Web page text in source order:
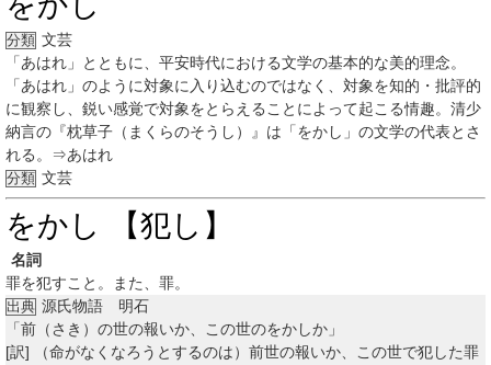
分類 文芸
「あはれ」とともに、平安時代における文学の基本的な美的理念。
「あはれ」のように対象に入り込むのではなく、対象を知的・批評的
に観察し、鋭い感覚で対象をとらえることによって起こる情趣。清少
納言の『枕草子（まくらのそうし）』は「をかし」の文学の代表とさ
れる。⇒あはれ
分類 文芸
をかし 【犯し】
名詞
罪を犯すこと。また、罪。
出典 源氏物語 明石
「前（さき）の世の報いか、この世のをかしか」
[訳] （命がなくなろうとするのは）前世の報いか、この世で犯した罪